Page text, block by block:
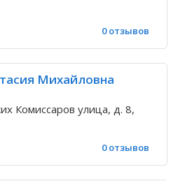
0 отзывов
Михайловна
Комиссаров улица, д. 8,
0 отзывов